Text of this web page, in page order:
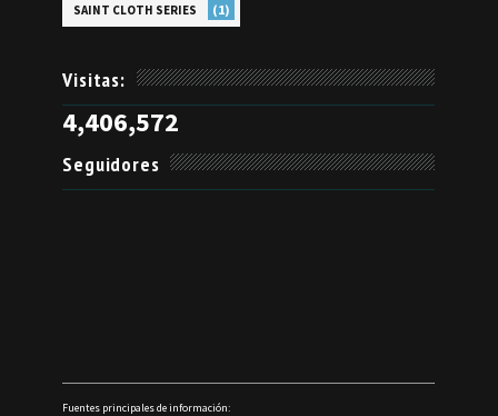
SAINT CLOTH SERIES (1)
Visitas:
4,406,572
Seguidores
Fuentes principales de información: